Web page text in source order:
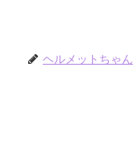
ヘルメットちゃん